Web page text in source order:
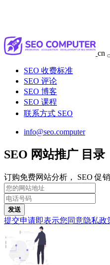
cn
SEO 收费标准
SEO 评论
SEO 博客
SEO 课程
联系方式 SEO
info@seo.computer
SEO 网站推广 目录
订购免费网站分析， SEO 促
发送
提交申请即表示您同意隐私政